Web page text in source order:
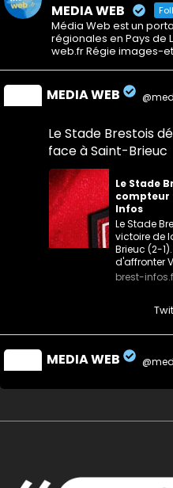
MEDIA WEB
Média Web est un
régionales en Pays de
web.fr Régie images-
MEDIA WEB
Le Stade Brestois
face à Saint-Brieuc
Le Stade
compteur
Infos
Le Stade
victoire de
Brieuc (2-
d'affronter
brest-
MEDIA WEB